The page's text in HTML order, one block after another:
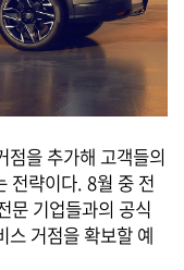
점을 추가해 고객들의
전략이다. 8월 중 전
문 기업들과의 공식
스 거점을 확보할 예